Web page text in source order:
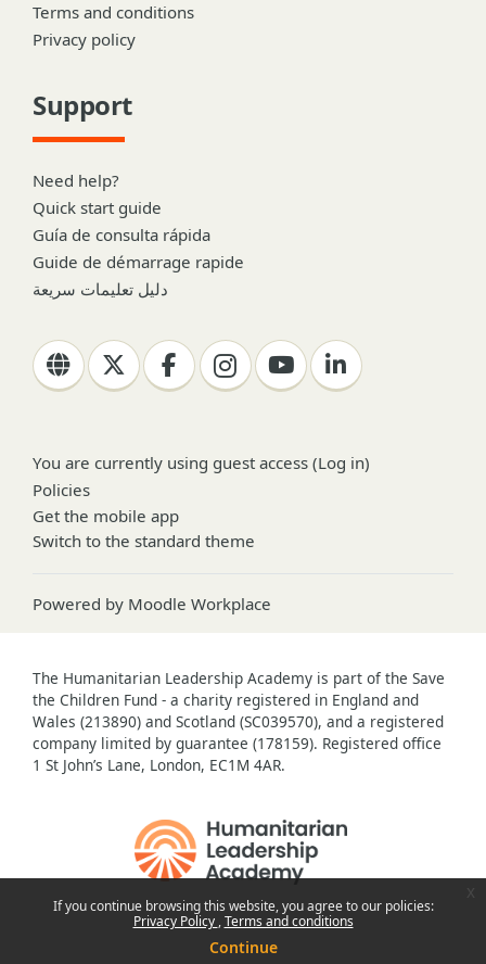
If you continue browsing this website, you agree to our policies:
Privacy Policy Terms and conditions
Continue
Terms and conditions
Privacy policy
Support
Need help?
Quick start guide
Guía de consulta rápida
Guide de démarrage rapide
دليل تعليمات سريعة
You are currently using guest access (Log in)
Policies
Get the mobile app
Switch to the standard theme
Powered by Moodle Workplace
The Humanitarian Leadership Academy is part of the Save
the Children Fund - a charity registered in England and
Wales (213890) and Scotland (SC039570), and a registered
company limited by guarantee (178159). Registered office
1 St John’s Lane, London, EC1M 4AR.